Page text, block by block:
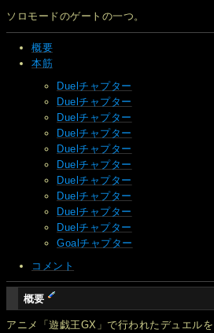
ソロモードのゲートの一つ。
概要
本筋
Duelチャプター
Duelチャプター
Duelチャプター
Duelチャプター
Duelチャプター
Duelチャプター
Duelチャプター
Duelチャプター
Duelチャプター
Duelチャプター
Goalチャプター
コメント
概要
アニメ「遊戯王GX」で行われたデュエル